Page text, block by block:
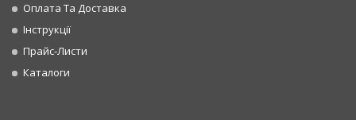
Оплата Та Доставка
Інструкції
Прайс-Листи
Каталоги